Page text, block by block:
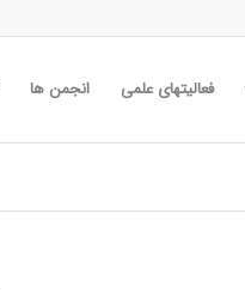
فعالیتهای علمی انجمن ها